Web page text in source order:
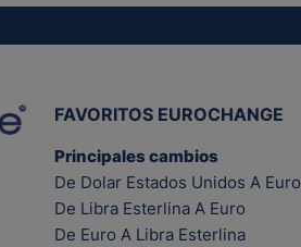
FAVORITOS EUROCHANGE
Principales cambios
De Dolar Estados Unidos A Euro
De Libra Esterlina A Euro
De Euro A Libra Esterlina